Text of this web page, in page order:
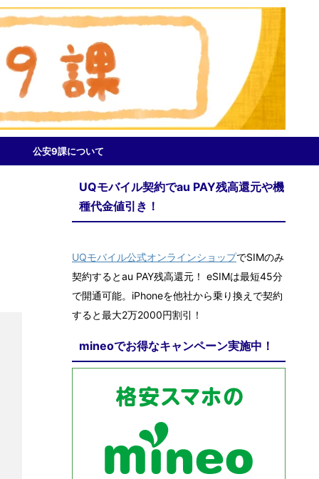
公安9課について
UQモバイル契約でau PAY残高還元や機
種代金値引き！
UQモバイル公式オンラインショップでSIMのみ
契約するとau PAY残高還元！ eSIMは最短45分
で開通可能。iPhoneを他社から乗り換えで契約
すると最大2万2000円割引！
mineoでお得なキャンペーン実施中！